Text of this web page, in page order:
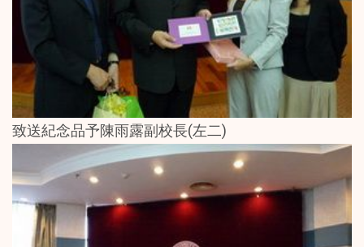
致送紀念品予陳雨露副校長(左二)